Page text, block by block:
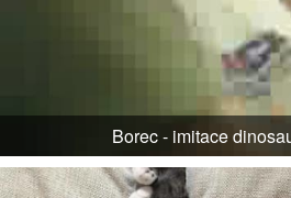
Borec - imitace